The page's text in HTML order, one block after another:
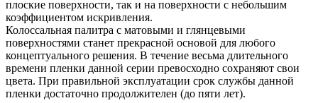
плоские поверхности, так и на поверхности с небольшим
коэффициентом искривления.
Колоссальная палитра с матовыми и глянцевыми
поверхностями станет прекрасной основой для любого
концептуального решения. В течение весьма длительного
времени пленки данной серии превосходно сохраняют свои
цвета. При правильной эксплуатации срок службы данной
пленки достаточно продолжителен (до пяти лет).